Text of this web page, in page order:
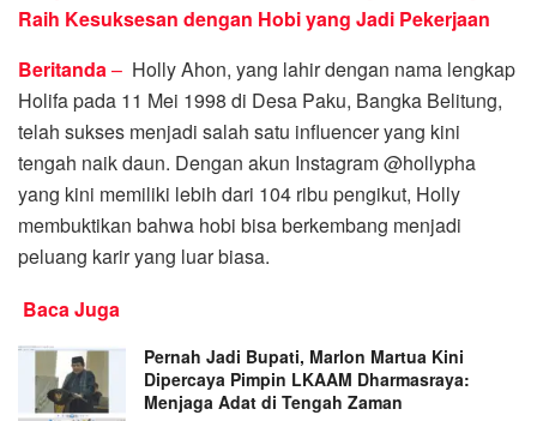
Raih Kesuksesan dengan Hobi yang Jadi Pekerjaan
Beritanda– Holly Ahon, yang lahir dengan nama lengkap
Holifa pada 11 Mei 1998 di Desa Paku, Bangka Belitung,
telah sukses menjadi salah satu influencer yang kini
tengah naik daun. Dengan akun Instagram @hollypha
yang kini memiliki lebih dari 104 ribu pengikut, Holly
membuktikan bahwa hobi bisa berkembang menjadi
peluang karir yang luar biasa.
Baca Juga
Pernah Jadi Bupati, Marlon Martua Kini
Dipercaya Pimpin LKAAM Dharmasraya:
Menjaga Adat di Tengah Zaman